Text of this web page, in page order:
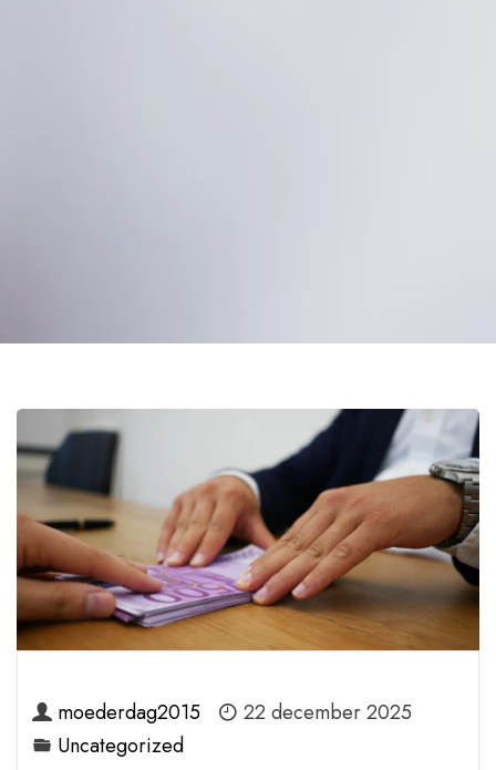
moederdag2015
22 december 2025
Uncategorized